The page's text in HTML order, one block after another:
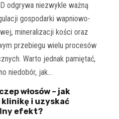
odgrywa niezwykle ważną
gospodarki wapniowo-
mineralizacji kości oraz
przebiegu wielu procesów
Warto jednak pamiętać,
niedobór, jak…
włosów – jak
klinikę i uzyskać
efekt?